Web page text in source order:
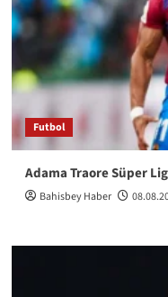
Futbol
Adama Traore Süper
Bahisbey Haber